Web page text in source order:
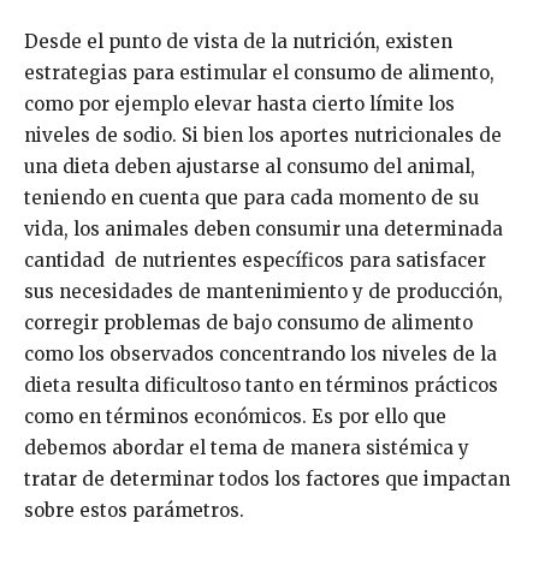
Desde el punto de vista de la nutrición, existen
estrategias para estimular el consumo de alimento,
como por ejemplo elevar hasta cierto límite los
niveles de sodio. Si bien los aportes nutricionales de
una dieta deben ajustarse al consumo del animal,
teniendo en cuenta que para cada momento de su
vida, los animales deben consumir una determinada
cantidad de nutrientes específicos para satisfacer
sus necesidades de mantenimiento y de producción,
corregir problemas de bajo consumo de alimento
como los observados concentrando los niveles de la
dieta resulta dificultoso tanto en términos prácticos
como en términos económicos. Es por ello que
debemos abordar el tema de manera sistémica y
tratar de determinar todos los factores que impactan
sobre estos parámetros.